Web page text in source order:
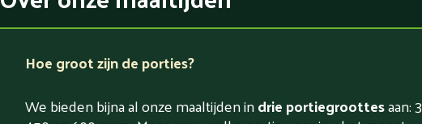
Hoe groot zijn de porties?
We bieden bijna al onze maaltijden indrie portiegroottesaan: